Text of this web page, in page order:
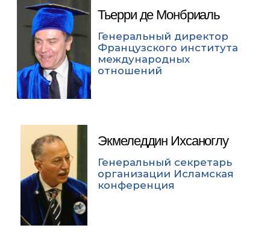
Тьерри де Монбриаль
Генеральный директор
Французского института
международных
отношений
Экмеледдин Ихсаноглу
Генеральный секретарь
организации Исламская
конференция